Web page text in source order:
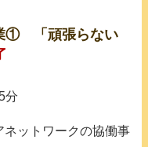
① 「頑張らない
分
ットワークの協働事